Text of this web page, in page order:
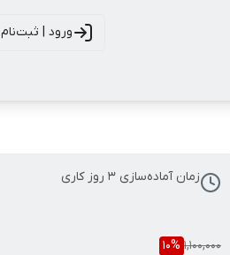
ورود | ثبت‌نام
زمان آماده‌سازی 3 روز کاری
1,100,000
10%